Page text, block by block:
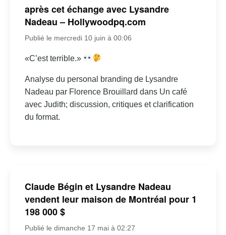
après cet échange avec Lysandre
Nadeau – Hollywoodpq.com
Publié le mercredi 10 juin à 00:06
«C’est terrible.»
Analyse du personal branding de Lysandre
Nadeau par Florence Brouillard dans Un café
avec Judith; discussion, critiques et clarification
du format.
Claude Bégin et Lysandre Nadeau
vendent leur maison de Montréal pour 1
198 000 $
Publié le dimanche 17 mai à 02:27